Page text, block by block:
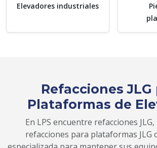
Elevadores industriales
Refacciones JLG
Plataformas de
En LPS encuentre refacciones JLG,
refacciones para plataformas JLG